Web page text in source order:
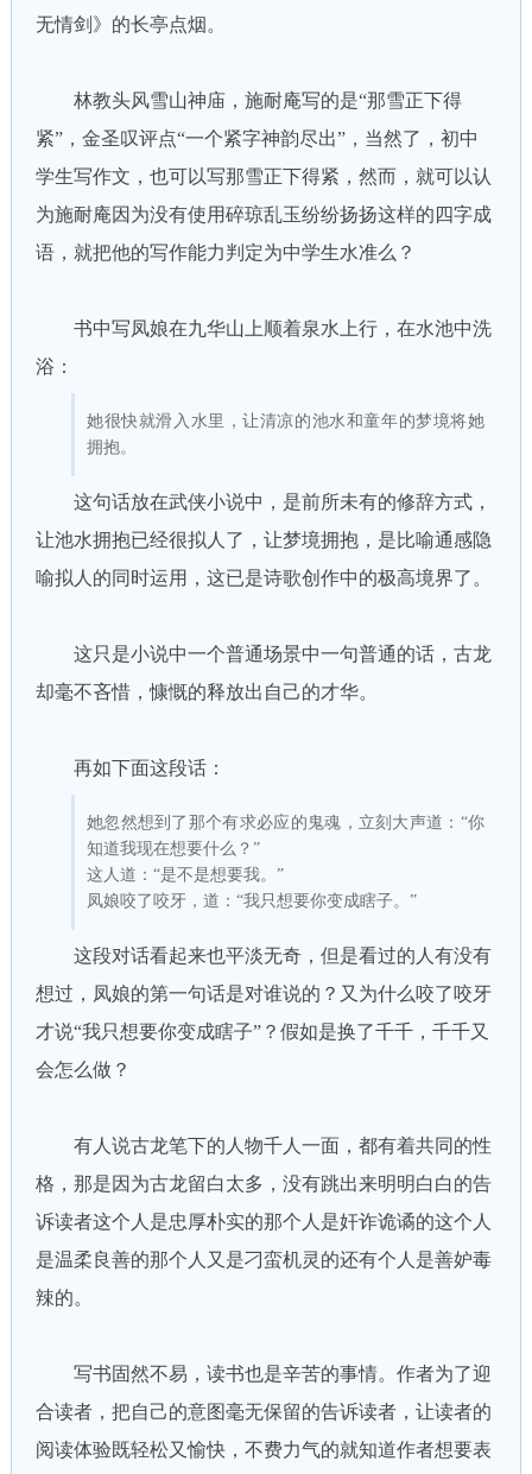
无情剑》的长亭点烟。
林教头风雪山神庙，施耐庵写的是“那雪正下得
紧”，金圣叹评点“一个紧字神韵尽出”，当然了，初中
学生写作文，也可以写那雪正下得紧，然而，就可以认
为施耐庵因为没有使用碎琼乱玉纷纷扬扬这样的四字成
语，就把他的写作能力判定为中学生水准么？
书中写凤娘在九华山上顺着泉水上行，在水池中洗
浴：
她很快就滑入水里，让清凉的池水和童年的梦境将她
拥抱。
这句话放在武侠小说中，是前所未有的修辞方式，
让池水拥抱已经很拟人了，让梦境拥抱，是比喻通感隐
喻拟人的同时运用，这已是诗歌创作中的极高境界了。
这只是小说中一个普通场景中一句普通的话，古龙
却毫不吝惜，慷慨的释放出自己的才华。
再如下面这段话：
她忽然想到了那个有求必应的鬼魂，立刻大声道：“你
知道我现在想要什么？”
这人道：“是不是想要我。”
凤娘咬了咬牙，道：“我只想要你变成瞎子。”
这段对话看起来也平淡无奇，但是看过的人有没有
想过，凤娘的第一句话是对谁说的？又为什么咬了咬牙
才说“我只想要你变成瞎子”？假如是换了千千，千千又
会怎么做？
有人说古龙笔下的人物千人一面，都有着共同的性
格，那是因为古龙留白太多，没有跳出来明明白白的告
诉读者这个人是忠厚朴实的那个人是奸诈诡谲的这个人
是温柔良善的那个人又是刁蛮机灵的还有个人是善妒毒
辣的。
写书固然不易，读书也是辛苦的事情。作者为了迎
合读者，把自己的意图毫无保留的告诉读者，让读者的
阅读体验既轻松又愉快，不费力气的就知道作者想要表